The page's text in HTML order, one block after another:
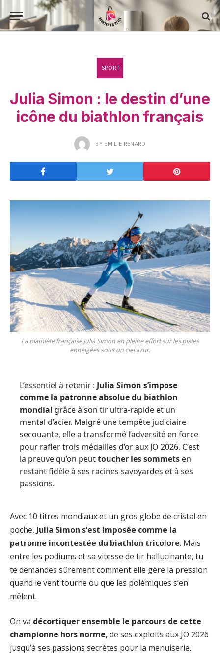
SPORT
Julia Simon : le destin d’une
icône du biathlon français
BY EMILIE RENARD
La biathlète française Julia Simon en pleine effort sur les pistes
enneigées sous un ciel azur.
L’essentiel à retenir : Julia Simon s’impose
comme la patronne absolue du biathlon
mondial grâce à son tir ultra-rapide et un
mental d’acier. Malgré une tempête judiciaire
secouante, elle a transformé l’adversité en force
pour rafler trois médailles d’or aux JO 2026. C’est
la preuve qu’on peuttoucher les sommets en
restant fidèle à ses racines savoyardes et à ses
passions.
Avec 10 titres mondiaux et un gros globe de cristal en
poche, Julia Simon s’est imposée comme la
patronne incontestée du biathlon tricolore. Mais
entre les podiums et sa vitesse de tir hallucinante, tu
te demandes sûrement comment elle gère la pression
quand le vent tourne ou que les polémiques s’en
mêlent.
On va décortiquer ensemble le parcours de cette
championne hors norme, de ses exploits aux JO 2026
jusqu’à ses passions secrètes pour la menuiserie.